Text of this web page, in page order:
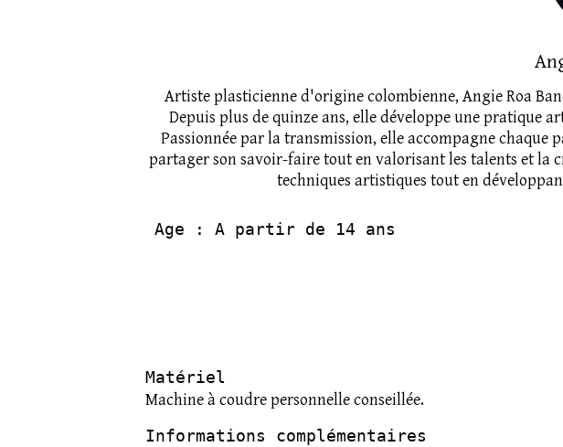
Artiste plasticienne d'origine colombienne, Angie Roa
Depuis plus de quinze ans, elle développe une pratique
Passionnée par la transmission, elle accompagne
partager son savoir-faire tout en valorisant les talents et la
techniques artistiques tout en
Age : A partir de 14 ans
Matériel
Machine à coudre personnelle conseillée.
Informations complémentaires